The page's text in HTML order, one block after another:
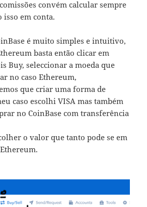
convém calcular sempre
isso em conta.
é muito simples e intuitivo,
basta então clicar em
Buy, seleccionar a moeda que
no caso Ethereum,
que criar uma forma de
caso escolhi VISA mas também
no CoinBase com transferência
o valor que tanto pode se em